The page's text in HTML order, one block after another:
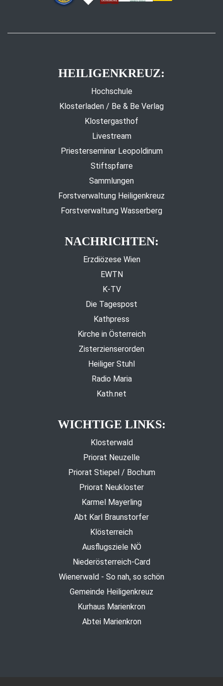
HEILIGENKREUZ:
Hochschule
Klosterladen / Be & Be Verlag
Klostergasthof
Livestream
Priesterseminar Leopoldinum
Stiftspfarre
Sammlungen
Forstverwaltung Heiligenkreuz
Forstverwaltung Wasserberg
NACHRICHTEN:
Erzdiözese Wien
EWTN
K-TV
Die Tagespost
Kathpress
Kirche in Österreich
Zisterzienserorden
Heiliger Stuhl
Radio Maria
Kath.net
WICHTIGE LINKS:
Klosterwald
Priorat Neuzelle
Priorat Stiepel / Bochum
Priorat Neukloster
Karmel Mayerling
Abt Karl Braunstorfer
Klösterreich
Ausflugsziele NÖ
Niederösterreich-Card
Wienerwald - So nah, so schön
Gemeinde Heiligenkreuz
Kurhaus Marienkron
Abtei Marienkron